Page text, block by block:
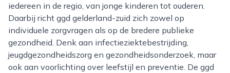
iedereen in de regio, van jonge kinderen tot ouderen.
Daarbij richt ggd gelderland-zuid zich zowel op
individuele zorgvragen als op de bredere publieke
gezondheid. Denk aan infectieziektebestrijding,
jeugdgezondheidszorg en gezondheidsonderzoek, maar
ook aan voorlichting over leefstijl en preventie. De ggd